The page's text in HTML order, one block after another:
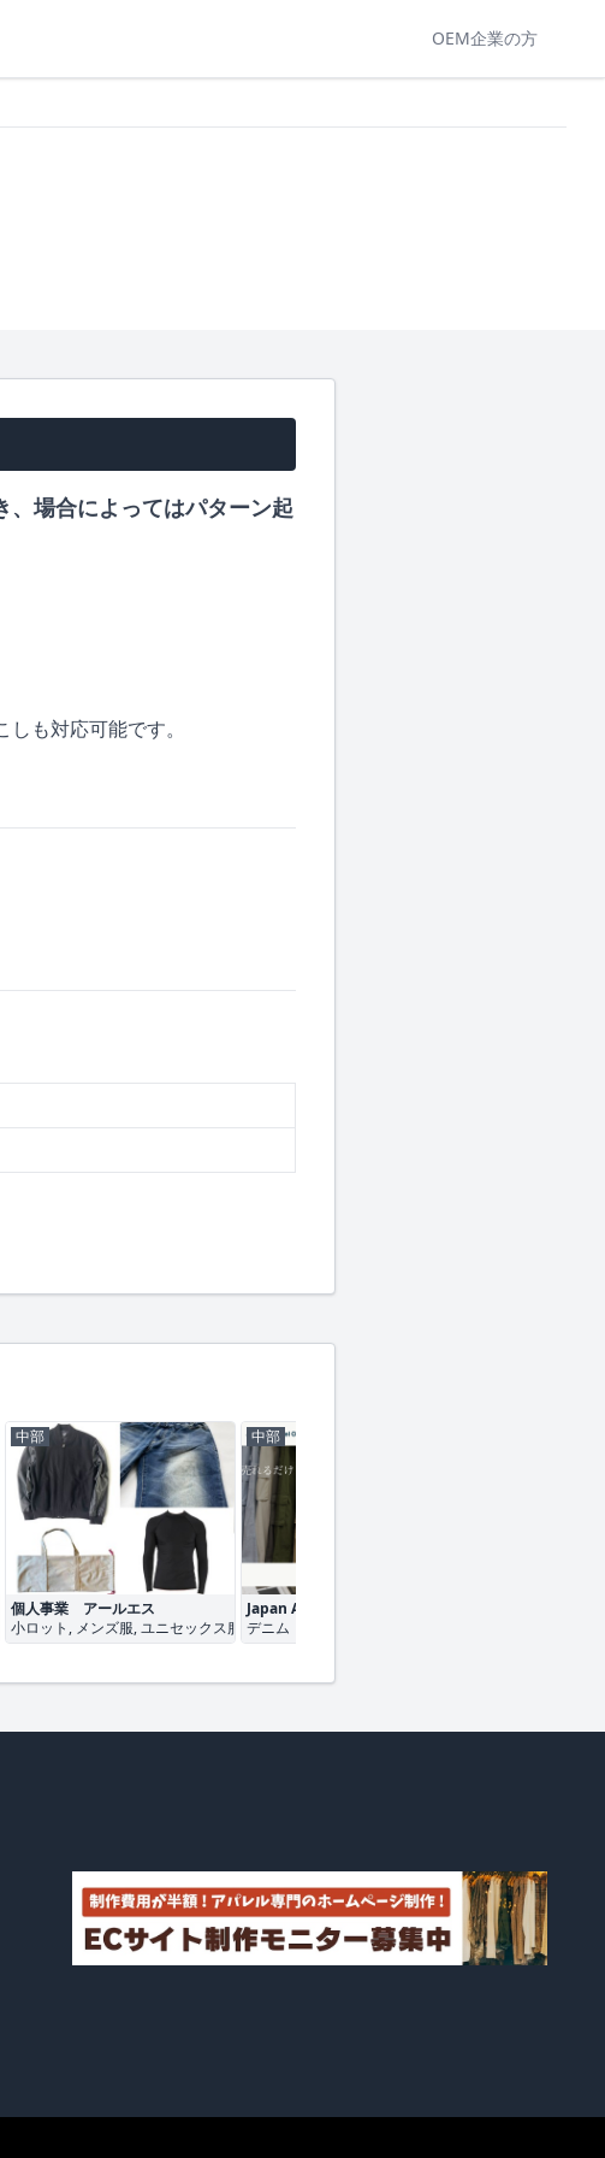
OEM企業の方
場合によってはパターン起
も対応可能です。
中部
個人事業 アールエス
小ロット, メンズ服, ユニセックス服
中部
Japan Apparel OEM Office
デニム・ジーンズ, パーカー・スウェット, アウター